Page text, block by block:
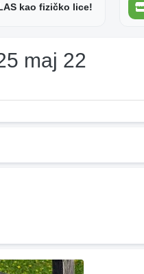
kao fizičko lice!
maj 22